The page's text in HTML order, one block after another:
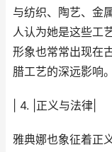
与纺织、陶艺、金
人认为她是这些工
形象也常常出现在
腊工艺的深远影响。
| 4. |正义与法律|
雅典娜也象征着正